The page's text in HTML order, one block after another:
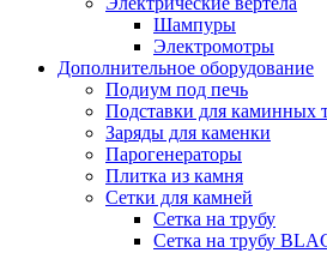
Шампуры
Электромотры
Дополнительное оборудование
Подиум под печь
Подставки для каминных
Заряды для каменки
Парогенераторы
Плитка из камня
Сетки для камней
Сетка на трубу
Сетка на трубу